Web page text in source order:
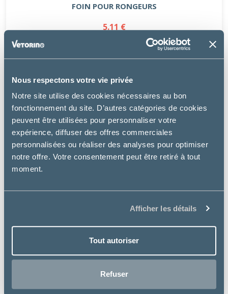
Nous respectons votre vie privée
Notre site utilise des cookies nécessaires au bon
fonctionnement du site. D’autres catégories de cookies
peuvent être utilisées pour personnaliser votre
expérience, diffuser des offres commerciales
personnalisées ou réaliser des analyses pour optimiser
notre offre. Votre consentement peut être retiré à tout
moment.
Afficher les détails
Tout autoriser
Refuser
FOIN POUR RONGEURS
5.11 €